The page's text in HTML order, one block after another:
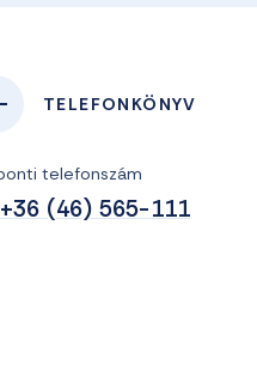
TELEFONKÖNYV
telefonszám
+36 (46) 565-111